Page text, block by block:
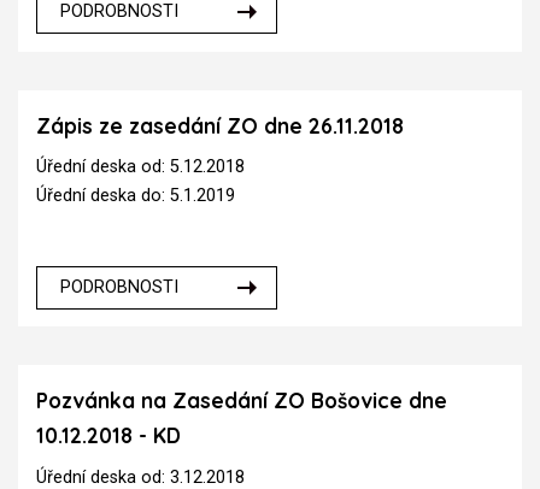
PODROBNOSTI
Zápis ze zasedání ZO dne 26.11.2018
Úřední deska od: 5.12.2018
Úřední deska do: 5.1.2019
PODROBNOSTI
Pozvánka na Zasedání ZO Bošovice dne
10.12.2018 - KD
Úřední deska od: 3.12.2018